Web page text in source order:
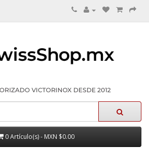
0 Artículo(s) - MXN $0.00